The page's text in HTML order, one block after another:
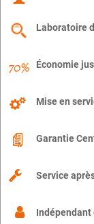
Laboratoire
Économie
Mise en
Garantie
Service